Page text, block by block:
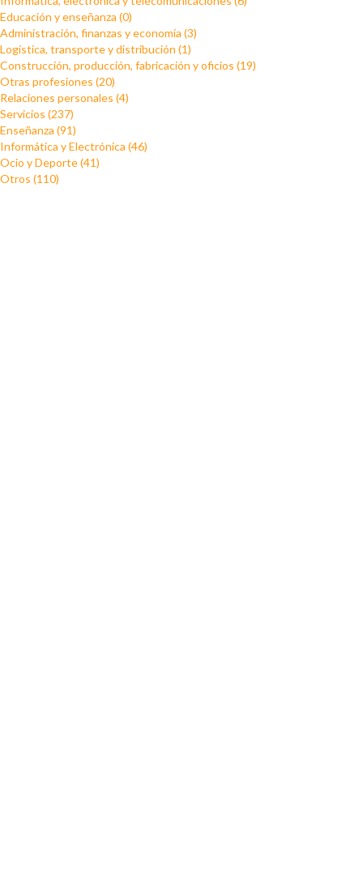
Educación y enseñanza (0)
Administración, finanzas y economía (3)
Logística, transporte y distribución (1)
Construcción, producción, fabricación y oficios (19)
Otras profesiones (20)
Relaciones personales (4)
Servicios (237)
Enseñanza (91)
Informática y Electrónica (46)
Ocio y Deporte (41)
Otros (110)